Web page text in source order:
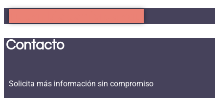
Contacto
Solicita más información sin compromiso